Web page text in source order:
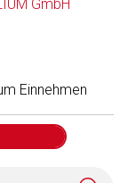
GmbH
Einnehmen